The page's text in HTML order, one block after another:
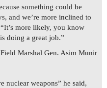
something could be
and we’re more inclined to
more likely, you know
doing a great job.”
Marshal Gen. Asim Munir
nuclear weapons” he said,